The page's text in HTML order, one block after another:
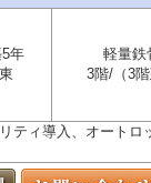
年
東
軽量鉄
3階/（3階
ティ導入、オートロ